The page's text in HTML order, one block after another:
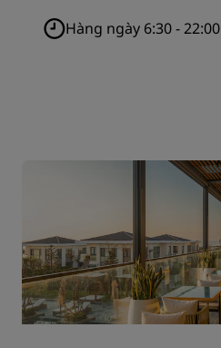
Hàng ngày 6:30 - 22:00